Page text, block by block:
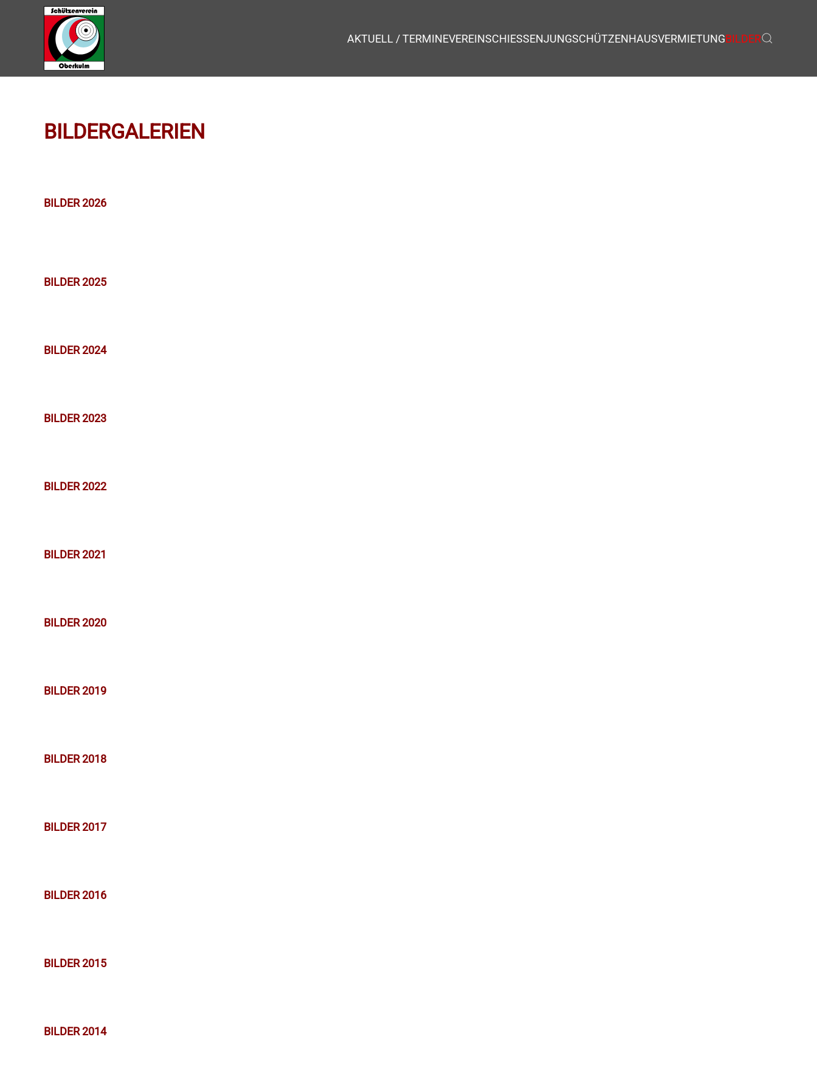
Zum Hauptinhalt springen AKTUELL / TERMINEVEREINSCHIESSENJUNGSCHÜTZENHAUSVERMIETUNGBILDER
BILDERGALERIEN
BILDER 2026
BILDER 2025
BILDER 2024
BILDER 2023
BILDER 2022
BILDER 2021
BILDER 2020
BILDER 2019
BILDER 2018
BILDER 2017
BILDER 2016
BILDER 2015
BILDER 2014